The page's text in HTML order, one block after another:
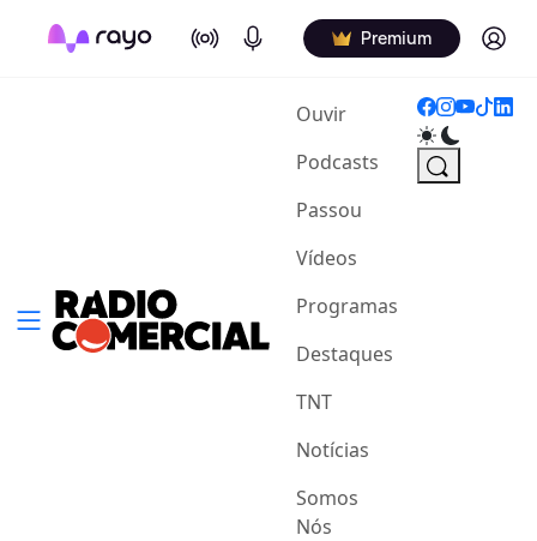
On Air Podcasts Premium Log in
Ouvir(current)
Podcasts
Passou
Vídeos
Programas
Destaques
TNT
Notícias
Somos
Nós